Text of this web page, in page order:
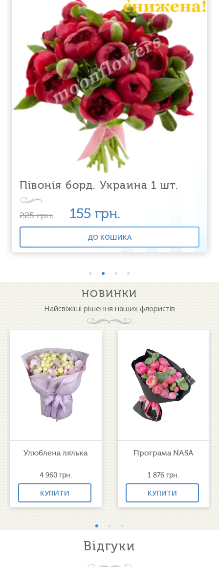
Півонія борд. Украина 1 шт.
225грн. 155 грн.
ДО КОШИКА
НОВИНКИ
Найсвіжіші рішення наших флористів
Улюблена лялька
4 960 грн.
КУПИТИ
Програма NASA
1 876грн.
КУПИТИ
Відгуки